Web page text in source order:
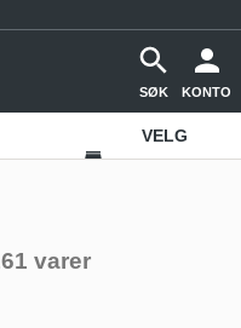
SØK KONTO
VELG
varer